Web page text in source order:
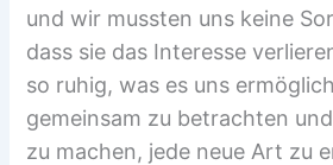
und wir mussten uns keine
dass sie das Interesse
so ruhig, was es uns
gemeinsam zu betrachten
zu machen, jede neue Art zu